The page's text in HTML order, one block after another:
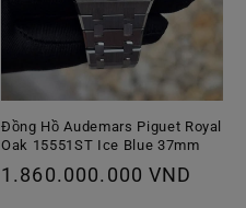
Đồng Hồ Audemars Piguet Royal
Oak 15551ST Ice Blue 37mm
Giá
1.860.000.000 VND